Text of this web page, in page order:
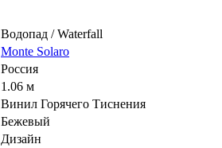
Водопад / Waterfall
Monte Solaro
Россия
1.06 м
Винил Горячего Тиснения
Бежевый
Дизайн